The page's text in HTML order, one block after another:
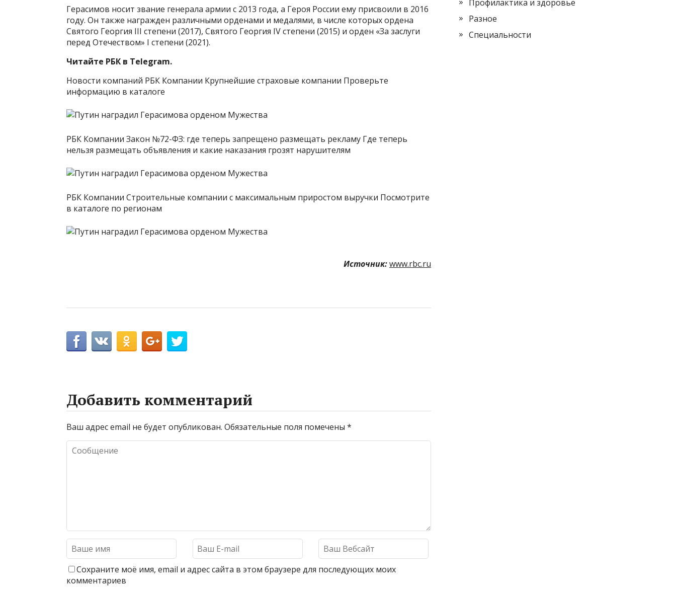
Герасимов носит звание генерала армии с 2013 года, а Героя России ему присвоили в 2016
году. Он также награжден различными орденами и медалями, в числе которых ордена
Святого Георгия III степени (2017), Святого Георгия IV степени (2015) и орден «За заслуги
перед Отечеством» I степени (2021).
Читайте РБК в Telegram.
Новости компаний РБК Компании Крупнейшие страховые компании Проверьте
информацию в каталоге
РБК Компании Закон №72-ФЗ: где теперь запрещено размещать рекламу Где теперь
нельзя размещать объявления и какие наказания грозят нарушителям
РБК Компании Строительные компании с максимальным приростом выручки Посмотрите
в каталоге по регионам
Источник:www.rbc.ru
Добавить комментарий
Ваш адрес email не будет опубликован. Обязательные поля помечены *
Сохраните моё имя, email и адрес сайта в этом браузере для последующих моих
комментариев
Профилактика и здоровье
Разное
Специальности